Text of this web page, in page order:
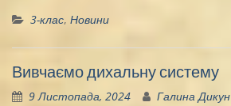
3-клас, Новини
Вивчаємо дихальну систему
9 Листопада, 2024 Галина Дикун